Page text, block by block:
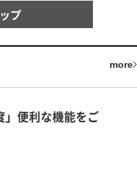
プ
more
」便利な機能をご